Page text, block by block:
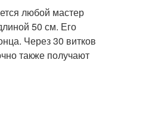
любой мастер
50 см. Его
Через 30 витков
также получают